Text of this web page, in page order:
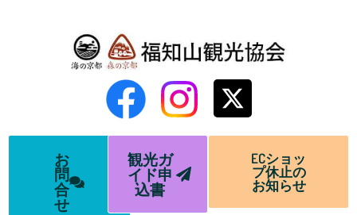
お
問
合
せ
観光ガ
イド申
込書
ECショッ
プ休止の
お知らせ